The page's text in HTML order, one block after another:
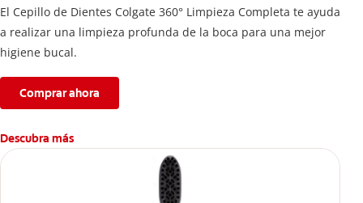
El Cepillo de Dientes Colgate 360° Limpieza Completa te ayuda
a realizar una limpieza profunda de la boca para una mejor
higiene bucal.
Comprar ahora
Descubra más